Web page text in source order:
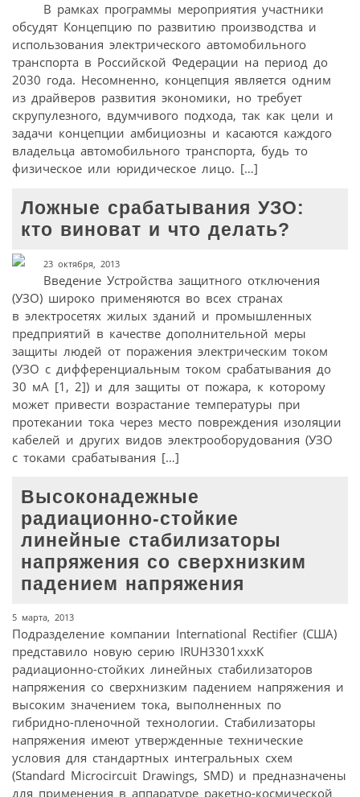
В рамках программы мероприятия участники
обсудят Концепцию по развитию производства и
использования электрического автомобильного
транспорта в Российской Федерации на период до
2030 года. Несомненно, концепция является одним
из драйверов развития экономики, но требует
скрупулезного, вдумчивого подхода, так как цели и
задачи концепции амбициозны и касаются каждого
владельца автомобильного транспорта, будь то
физическое или юридическое лицо. […]
Ложные срабатывания УЗО:
кто виноват и что делать?
23 октября, 2013
Введение Устройства защитного отключения
(УЗО) широко применяются во всех странах
в электросетях жилых зданий и промышленных
предприятий в качестве дополнительной меры
защиты людей от поражения электрическим током
(УЗО с дифференциальным током срабатывания до
30 мА [1, 2]) и для защиты от пожара, к которому
может привести возрастание температуры при
протекании тока через место повреждения изоляции
кабелей и других видов электрооборудования (УЗО
с токами срабатывания […]
Высоконадежные
радиационно-стойкие
линейные стабилизаторы
напряжения со сверхнизким
падением напряжения
5 марта, 2013
Подразделение компании International Rectifier (США)
представило новую серию IRUH3301xxxK
радиационно-стойких линейных стабилизаторов
напряжения со сверхнизким падением напряжения и
высоким значением тока, выполненных по
гибридно-пленочной технологии. Стабилизаторы
напряжения имеют утвержденные технические
условия для стандартных интегральных схем
(Standard Microcircuit Drawings, SMD) и предназначены
для применения в аппаратуре ракетно-космической